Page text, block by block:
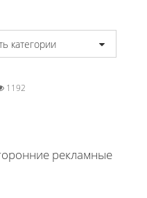
категории
1192
рекламные